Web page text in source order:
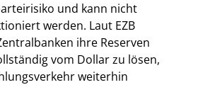
und kann nicht
werden. Laut EZB
ihre Reserven
vom Dollar zu lösen,
weiterhin